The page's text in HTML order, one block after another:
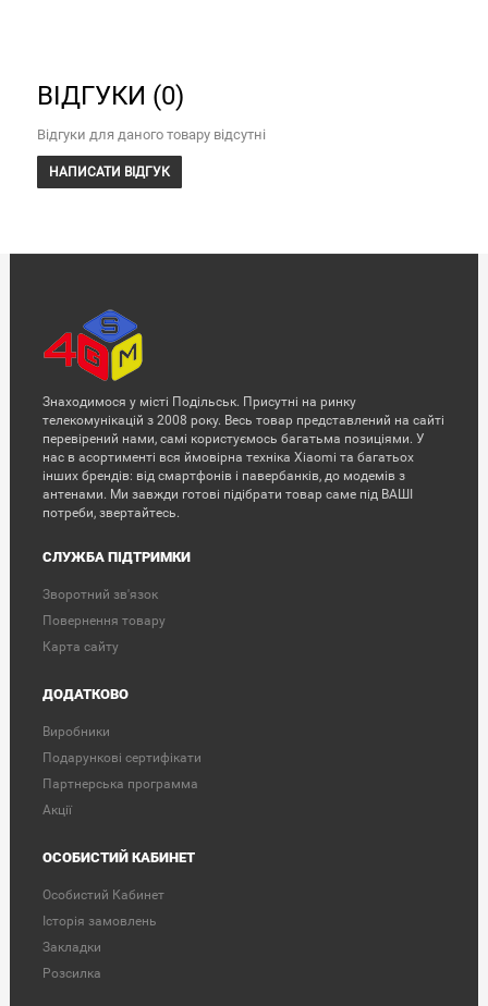
ВІДГУКИ (0)
Відгуки для даного товару відсутні
НАПИСАТИ ВІДГУК
Знаходимося у місті Подільськ. Присутні на ринку
телекомунікацій з 2008 року. Весь товар представлений на сайті
перевірений нами, самі користуємось багатьма позиціями. У
нас в асортименті вся ймовірна техніка Xiaomi та багатьох
інших брендів: від смартфонів і павербанків, до модемів з
антенами. Ми завжди готові підібрати товар саме під ВАШІ
потреби, звертайтесь.
СЛУЖБА ПІДТРИМКИ
Зворотний зв'язок
Повернення товару
Карта сайту
ДОДАТКОВО
Виробники
Подарункові сертифікати
Партнерська программа
Акції
ОСОБИСТИЙ КАБИНЕТ
Особистий Кабинет
Історія замовлень
Закладки
Розсилка